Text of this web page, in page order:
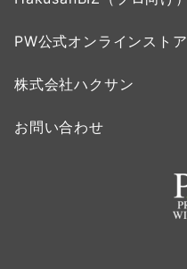
PW公式オンラインストア
株式会社ハクサン
お問い合わせ